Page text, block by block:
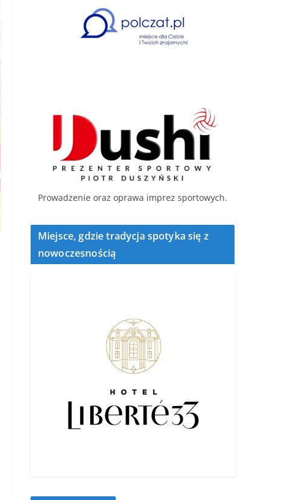
Prowadzenie oraz oprawa imprez sportowych.
Miejsce, gdzie tradycja spotyka się z
nowoczesnością